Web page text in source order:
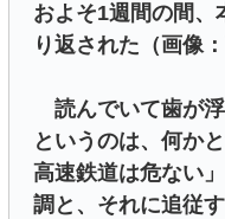
およそ1週間の間、
り返された（画像：
読んでいて歯が
というのは、何か
高速鉄道は危ない
調と、それに追従